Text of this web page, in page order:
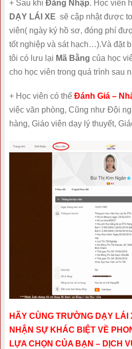
+ Sau khi Đăng Nhập. Học viên
DẠY LÁI XE sẽ cập nhật được
viên( ngày ký hồ sơ, đóng phí
tốt nghiệp và sát hạch…).Và đặt
tôi có lưu lại Mã Bằng của học
cho học viên trong quá trình sau
+ Học viên có thể Đánh Giá –
việc văn phòng, Cũng như Đội
hàng, Giáo viên dạy lý thuyết,
HÃY CÙNG TRƯỜNG DẠY LÁI
NHẬN SỰ KHÁC BIỆT VỀ
LỰA CHỌN CỦA BẠN – DỊCH